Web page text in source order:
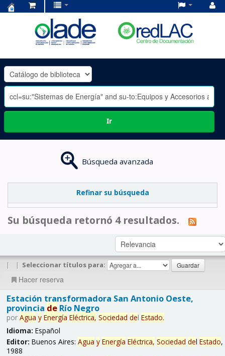
OLADE
-
Ir
Búsqueda avanzada
Refinar su búsqueda
Su búsqueda retornó 4 resultados.
| | Seleccionar títulos para:
Hacer reserva
Estación transformadora San Antonio Oeste,
provincia deRío Negro
por Agua y Energía Eléctrica, Sociedad del Estado.
Idioma: Español
Editor: Buenos Aires: Agua y Energía Eléctrica, Sociedad del Estado,
1988